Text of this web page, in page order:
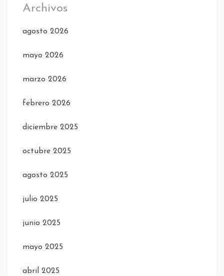
Archivos
agosto 2026
mayo 2026
marzo 2026
febrero 2026
diciembre 2025
octubre 2025
agosto 2025
julio 2025
junio 2025
mayo 2025
abril 2025